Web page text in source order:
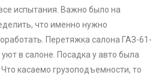
испытания. Важно было на
что именно нужно
Перетяжка салона ГАЗ-61-
в салоне. Посадка у авто была
касаемо грузоподъемности, то